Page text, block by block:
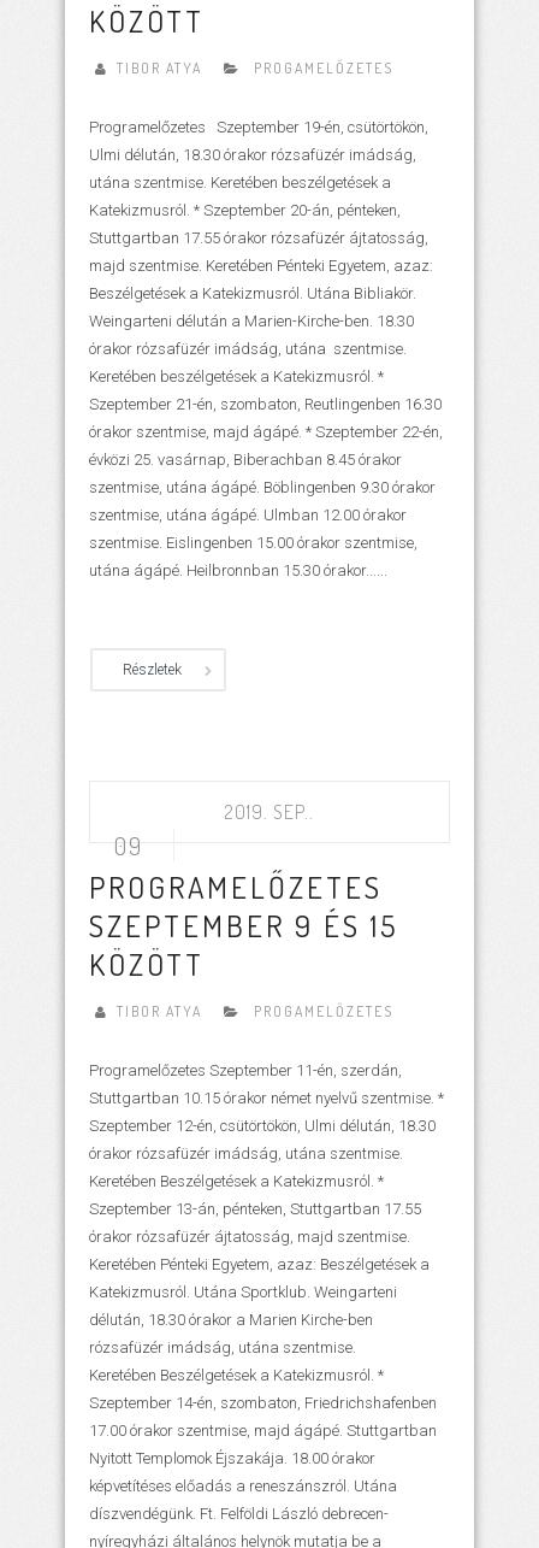
KÖZÖTT
TIBOR ATYA PROGAMELŐZETES
Programelőzetes Szeptember 19-én, csütörtökön,
Ulmi délután, 18.30 órakor rózsafüzér imádság,
utána szentmise. Keretében beszélgetések a
Katekizmusról. * Szeptember 20-án, pénteken,
Stuttgartban 17.55 órakor rózsafüzér ájtatosság,
majd szentmise. Keretében Pénteki Egyetem, azaz:
Beszélgetések a Katekizmusról. Utána Bibliakör.
Weingarteni délután a Marien-Kirche-ben. 18.30
órakor rózsafüzér imádság, utána szentmise.
Keretében beszélgetések a Katekizmusról. *
Szeptember 21-én, szombaton, Reutlingenben 16.30
órakor szentmise, majd ágápé. * Szeptember 22-én,
évközi 25. vasárnap, Biberachban 8.45 órakor
szentmise, utána ágápé. Böblingenben 9.30 órakor
szentmise, utána ágápé. Ulmban 12.00 órakor
szentmise. Eislingenben 15.00 órakor szentmise,
utána ágápé. Heilbronnban 15.30 órakor......
Részletek
2019. SEP..
09
PROGRAMELŐZETES
SZEPTEMBER 9 ÉS 15
KÖZÖTT
TIBOR ATYA PROGAMELŐZETES
Programelőzetes Szeptember 11-én, szerdán,
Stuttgartban 10.15 órakor német nyelvű szentmise. *
Szeptember 12-én, csütörtökön, Ulmi délután, 18.30
órakor rózsafüzér imádság, utána szentmise.
Keretében Beszélgetések a Katekizmusról. *
Szeptember 13-án, pénteken, Stuttgartban 17.55
órakor rózsafüzér ájtatosság, majd szentmise.
Keretében Pénteki Egyetem, azaz: Beszélgetések a
Katekizmusról. Utána Sportklub. Weingarteni
délután, 18.30 órakor a Marien Kirche-ben
rózsafüzér imádság, utána szentmise.
Keretében Beszélgetések a Katekizmusról. *
Szeptember 14-én, szombaton, Friedrichshafenben
17.00 órakor szentmise, majd ágápé. Stuttgartban
Nyitott Templomok Éjszakája. 18.00 órakor
képvetítéses előadás a reneszánszról. Utána
díszvendégünk. Ft. Felföldi László debrecen-
nyíregyházi általános helynök mutatja be a